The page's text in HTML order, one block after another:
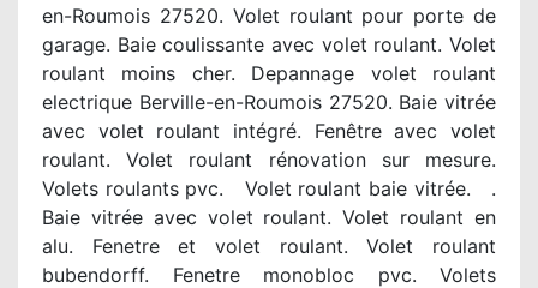
en-Roumois 27520. Volet roulant pour porte de
garage. Baie coulissante avec volet roulant. Volet
roulant moins cher. Depannage volet roulant
electrique Berville-en-Roumois 27520. Baie vitrée
avec volet roulant intégré. Fenêtre avec volet
roulant. Volet roulant rénovation sur mesure.
Volets roulants pvc. Volet roulant baie vitrée. .
Baie vitrée avec volet roulant. Volet roulant en
alu. Fenetre et volet roulant. Volet roulant
bubendorff. Fenetre monobloc pvc. Volets